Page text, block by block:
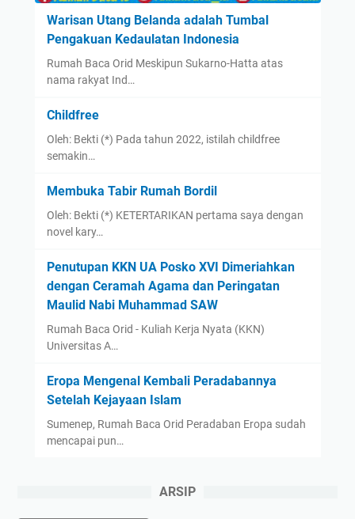
Warisan Utang Belanda adalah Tumbal
Pengakuan Kedaulatan Indonesia
Rumah Baca Orid Meskipun Sukarno-Hatta atas
nama rakyat Ind…
Childfree
Oleh: Bekti (*) Pada tahun 2022, istilah childfree
semakin…
Membuka Tabir Rumah Bordil
Oleh: Bekti (*) KETERTARIKAN pertama saya dengan
novel kary…
Penutupan KKN UA Posko XVI Dimeriahkan
dengan Ceramah Agama dan Peringatan
Maulid Nabi Muhammad SAW
Rumah Baca Orid - Kuliah Kerja Nyata (KKN)
Universitas A…
Eropa Mengenal Kembali Peradabannya
Setelah Kejayaan Islam
Sumenep, Rumah Baca Orid Peradaban Eropa sudah
mencapai pun…
ARSIP